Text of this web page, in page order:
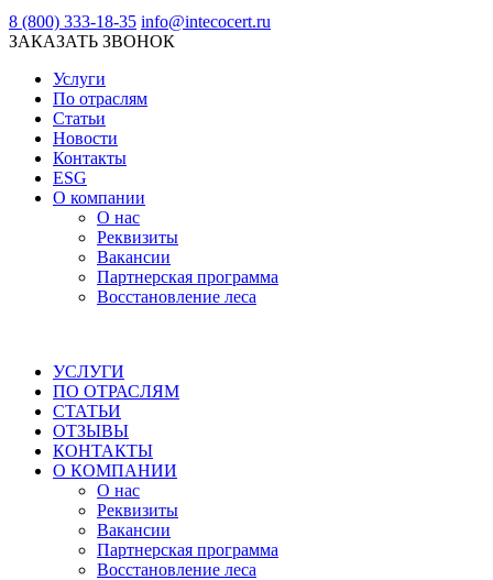
8 (800) 333-18-35 info@intecocert.ru
ЗАКАЗАТЬ ЗВОНОК
Услуги
По отраслям
Статьи
Новости
Контакты
ESG
О компании
О нас
Реквизиты
Вакансии
Партнерская программа
Восстановление леса
УСЛУГИ
ПО ОТРАСЛЯМ
СТАТЬИ
ОТЗЫВЫ
КОНТАКТЫ
О КОМПАНИИ
О нас
Реквизиты
Вакансии
Партнерская программа
Восстановление леса